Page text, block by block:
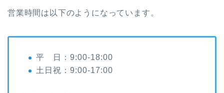
営業時間は以下のようになっています。
平 日：9:00-18:00
土日祝：9:00-17:00